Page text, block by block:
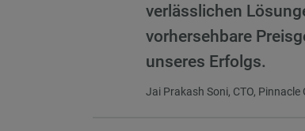
verlässlichen
vorhersehbare
unseres Erfolgs.
Jai Prakash Soni, CTO, Pinnacle